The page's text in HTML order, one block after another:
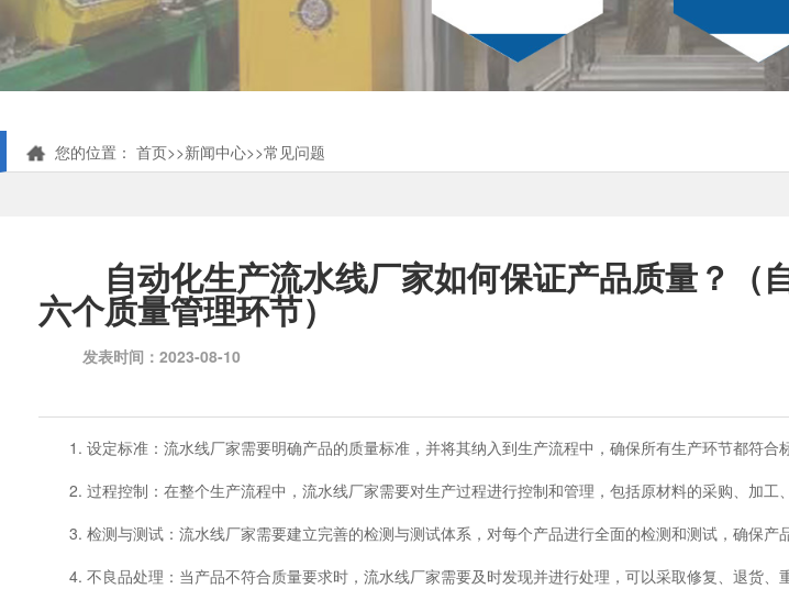
您的位置： 首页>>新闻中心>>常见问题
自动化生产流水线厂家如何保证产品质量？（
六个质量管理环节）
发表时间：2023-08-10
1. 设定标准：流水线厂家需要明确产品的质量标准，并将其纳入到生产流程中，确保所有生产环节都符合
2. 过程控制：在整个生产流程中，流水线厂家需要对生产过程进行控制和管理，包括原材料的采购、加工
3. 检测与测试：流水线厂家需要建立完善的检测与测试体系，对每个产品进行全面的检测和测试，确保产
4. 不良品处理：当产品不符合质量要求时，流水线厂家需要及时发现并进行处理，可以采取修复、退货、